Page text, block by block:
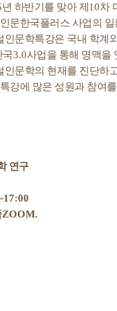
년 하반기를 맞아 제 10차
문한국플러스 사업의
문학특강은 국내 학계
국3.0사업을 통해 명맥을
문학의 현재를 진단하
강에 많은 성원과 참여
연구
ZOOM.